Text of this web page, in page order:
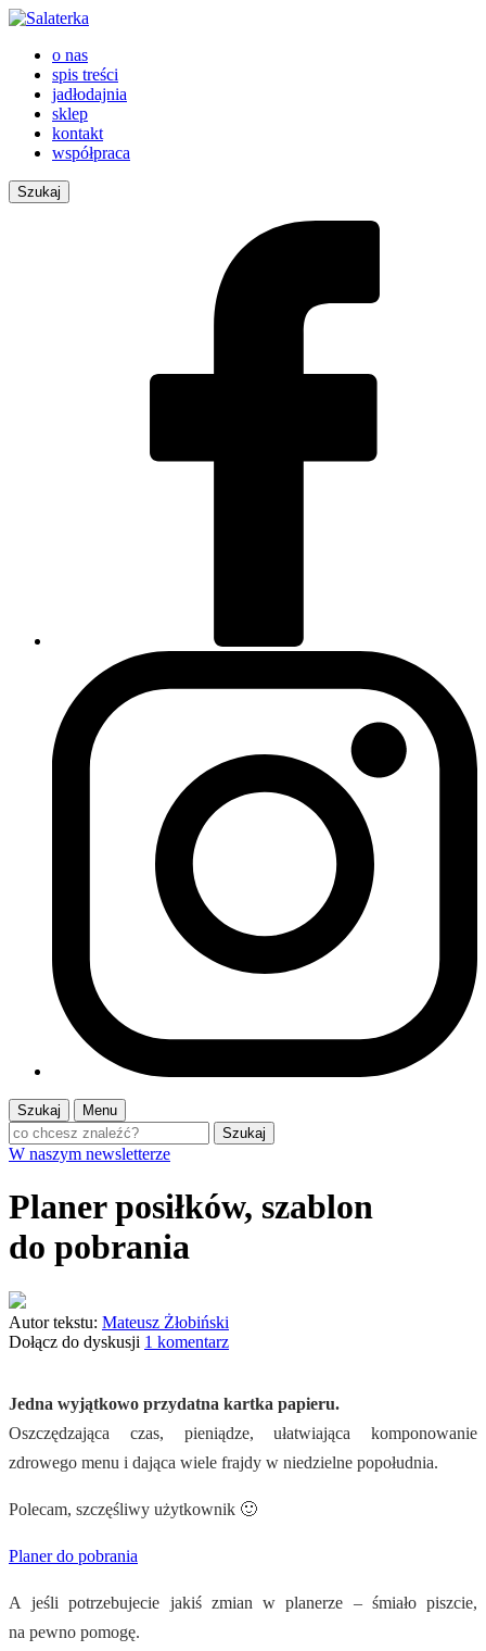
o nas
spis treści
jadłodajnia
sklep
kontakt
współpraca
Szukaj
Szukaj
Menu
Szukaj
W naszym newsletterze
Planer posiłków, szablon
do pobrania
Autor tekstu: Mateusz Żłobiński
Dołącz do dyskusji 1 komentarz
Jedna wyjątkowo przydatna kartka papieru.
Oszczędzająca czas, pieniądze, ułatwiająca komponowanie
zdrowego menu i dająca wiele frajdy w niedzielne popołudnia.
Polecam, szczęśliwy użytkownik 🙂
Planer do pobrania
A jeśli potrzebujecie jakiś zmian w planerze – śmiało piszcie,
na pewno pomogę.